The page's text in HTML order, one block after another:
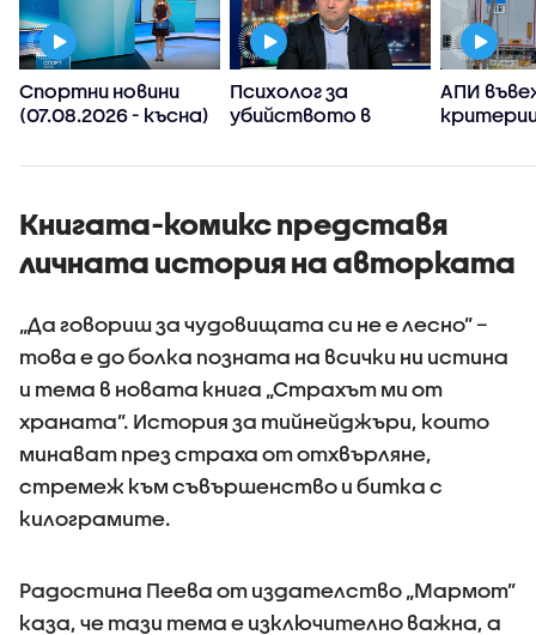
Спортни новини
(07.08.2026 - късна)
Психолог за
убийството в
Възрастните
примерите за
агресивно
поведение
АПИ
Книгата-комикс представя
личната история на авторката
„Да говориш за чудовищата си не е лесно” –
това е до болка позната на всички ни истина
и тема в новата книга „Страхът ми от
храната”. История за тийнейджъри, които
минават през страха от отхвърляне,
стремеж към съвършенство и битка с
килограмите.
Радостина Пеева от издателство „Мармот”
каза, че тази тема е изключително важна, а